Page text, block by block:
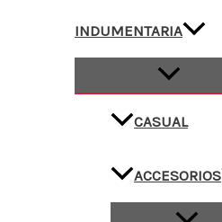
INDUMENTARIA
CASUAL
ACCESORIOS